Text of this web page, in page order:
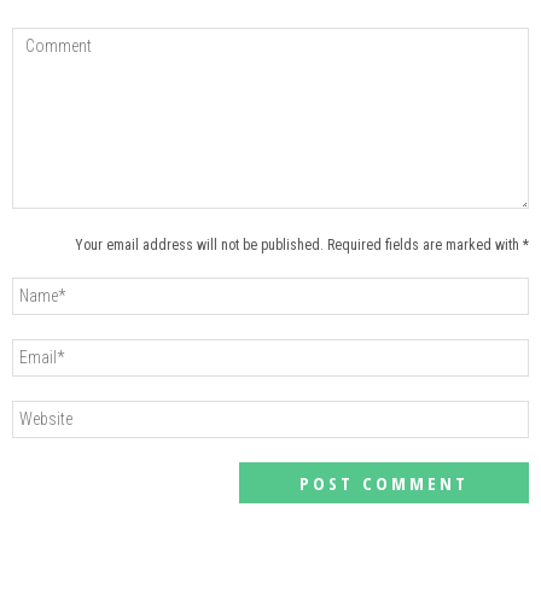
Your email address will not be published. Required fields are marked with *